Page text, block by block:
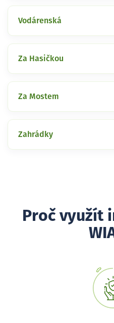
Vodárenská
Za Hasičkou
Za Mostem
Zahrádky
Proč využít